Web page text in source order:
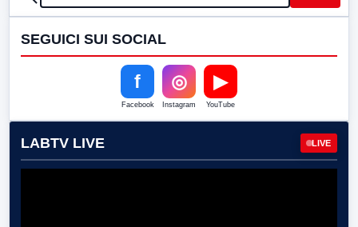
SEGUICI SUI SOCIAL
f
Facebook
◎
Instagram
▶
YouTube
LABTV LIVE LIVE